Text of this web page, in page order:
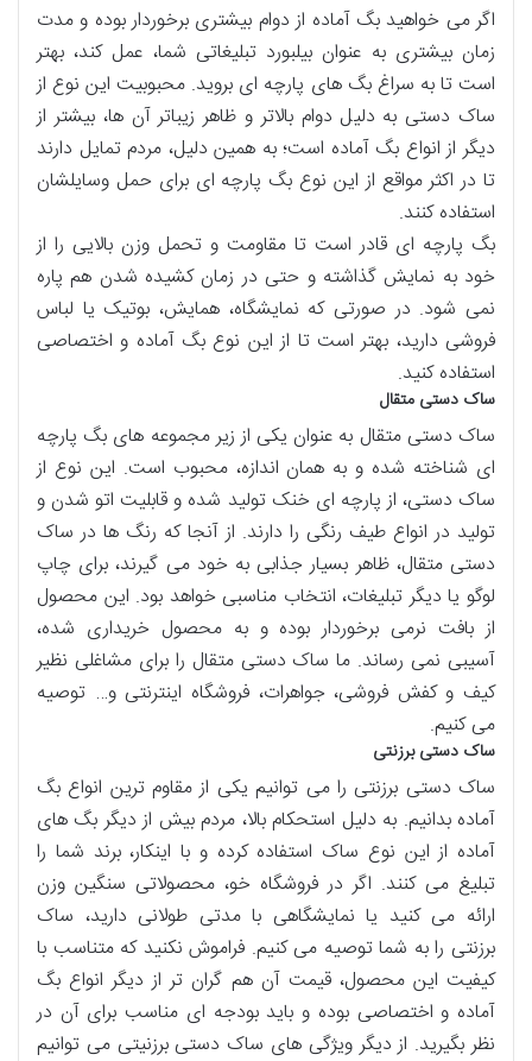
اگر می خواهید بگ آماده از دوام بیشتری برخوردار بوده و مدت
زمان بیشتری به عنوان بیلبورد تبلیغاتی شما، عمل کند، بهتر
است تا به سراغ بگ های پارچه ای بروید. محبوبیت این نوع از
ساک دستی به دلیل دوام بالاتر و ظاهر زیباتر آن ها، بیشتر از
دیگر از انواع بگ آماده است؛ به همین دلیل، مردم تمایل دارند
تا در اکثر مواقع از این نوع بگ پارچه ای برای حمل وسایلشان
استفاده کنند.
بگ پارچه ای قادر است تا مقاومت و تحمل وزن بالایی را از
خود به نمایش گذاشته و حتی در زمان کشیده شدن هم پاره
نمی شود. در صورتی که نمایشگاه، همایش، بوتیک یا لباس
فروشی دارید، بهتر است تا از این نوع بگ آماده و اختصاصی
استفاده کنید.
ساک دستی متقال
ساک دستی متقال به عنوان یکی از زیر مجموعه های بگ پارچه
ای شناخته شده و به همان اندازه، محبوب است. این نوع از
ساک دستی، از پارچه ای خنک تولید شده و قابلیت اتو شدن و
تولید در انواع طیف رنگی را دارند. از آنجا که رنگ‌ ها در ساک
دستی متقال، ظاهر بسیار جذابی به خود می گیرند، برای چاپ
لوگو یا دیگر تبلیغات، انتخاب مناسبی خواهد بود. این محصول
از بافت نرمی برخوردار بوده و به محصول خریداری شده،
آسیبی نمی رساند. ما ساک دستی متقال را برای مشاغلی نظیر
کیف و کفش فروشی، جواهرات، فروشگاه اینترنتی و… توصیه
می کنیم.
ساک دستی برزنتی
ساک دستی برزنتی را می توانیم یکی از مقاوم ترین انواع بگ
آماده بدانیم. به دلیل استحکام بالا، مردم بیش از دیگر بگ های
آماده از این نوع ساک استفاده کرده و با اینکار، برند شما را
تبلیغ می کنند. اگر در فروشگاه خو، محصولاتی سنگین وزن
ارائه می کنید یا نمایشگاهی با مدتی طولانی دارید، ساک
برزنتی را به شما توصیه می کنیم. فراموش نکنید که متناسب با
کیفیت این محصول، قیمت آن هم گران تر از دیگر انواع بگ
آماده و اختصاصی بوده و باید بودجه ای مناسب برای آن در
نظر بگیرید. از دیگر ویژگی های ساک دستی برزنیتی می توانیم